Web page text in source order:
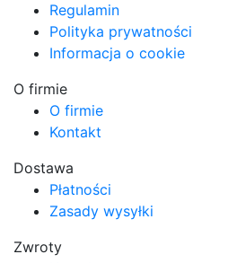
Regulamin
Polityka prywatności
Informacja o cookie
O firmie
O firmie
Kontakt
Dostawa
Płatności
Zasady wysyłki
Zwroty